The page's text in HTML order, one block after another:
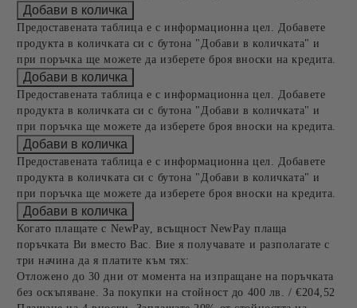
Предоставената таблица е с информационна цел. Добавете
продукта в количката си с бутона "Добави в количката" и
при поръчка ще можете да изберете броя вноски на кредита.
Предоставената таблица е с информационна цел. Добавете
продукта в количката си с бутона "Добави в количката" и
при поръчка ще можете да изберете броя вноски на кредита.
Предоставената таблица е с информационна цел. Добавете
продукта в количката си с бутона "Добави в количката" и
при поръчка ще можете да изберете броя вноски на кредита.
Когато плащате с NewPay, всъщност NewPay плаща
поръчката Ви вместо Вас. Вие я получавате и разполагате с
три начина да я платите към тях:
Отложено до 30 дни от момента на изпращане на поръчката
без оскъпяване. За покупки на стойност до 400 лв. / €204,52